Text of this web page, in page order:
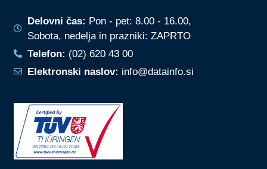
Delovni čas: Pon - pet: 8.00 - 16.00,
Sobota, nedelja in prazniki: ZAPRTO
Telefon: (02) 620 43 00
Elektronski naslov: info@datainfo.si